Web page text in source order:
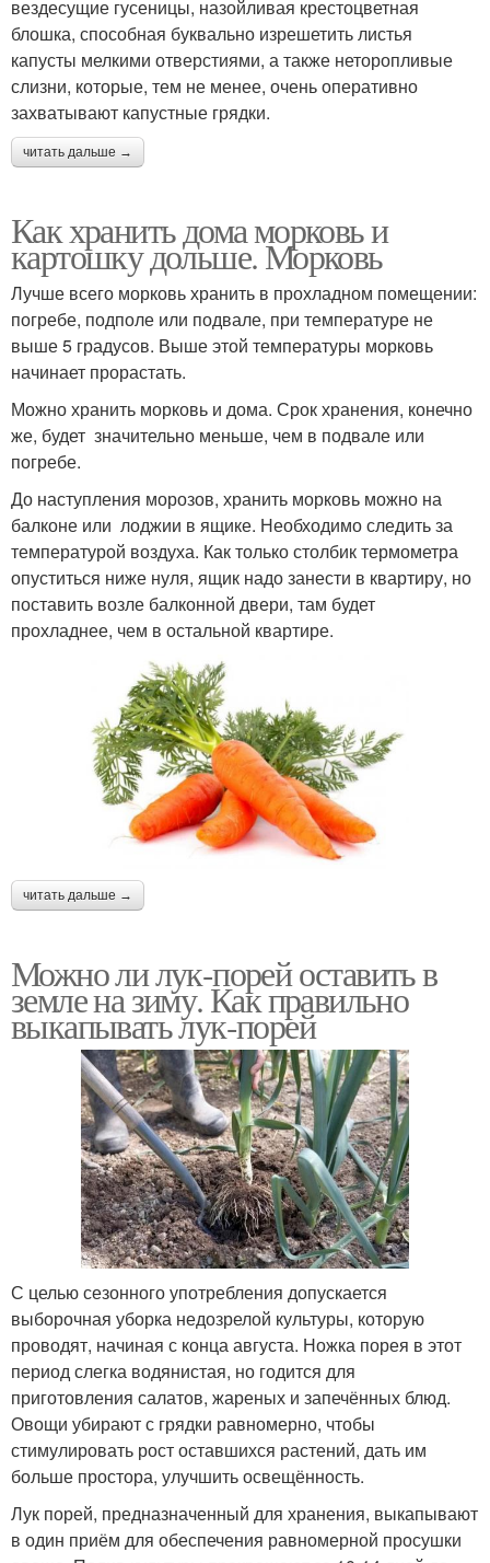
вездесущие гусеницы, назойливая крестоцветная
блошка, способная буквально изрешетить листья
капусты мелкими отверстиями, а также неторопливые
слизни, которые, тем не менее, очень оперативно
захватывают капустные грядки.
читать дальше →
Как хранить дома морковь и
картошку дольше. Морковь
Лучше всего морковь хранить в прохладном помещении:
погребе, подполе или подвале, при температуре не
выше 5 градусов. Выше этой температуры морковь
начинает прорастать.
Можно хранить морковь и дома. Срок хранения, конечно
же, будет значительно меньше, чем в подвале или
погребе.
До наступления морозов, хранить морковь можно на
балконе или лоджии в ящике. Необходимо следить за
температурой воздуха. Как только столбик термометра
опуститься ниже нуля, ящик надо занести в квартиру, но
поставить возле балконной двери, там будет
прохладнее, чем в остальной квартире.
читать дальше →
Можно ли лук-порей оставить в
земле на зиму. Как правильно
выкапывать лук-порей
С целью сезонного употребления допускается
выборочная уборка недозрелой культуры, которую
проводят, начиная с конца августа. Ножка порея в этот
период слегка водянистая, но годится для
приготовления салатов, жареных и запечённых блюд.
Овощи убирают с грядки равномерно, чтобы
стимулировать рост оставшихся растений, дать им
больше простора, улучшить освещённость.
Лук порей, предназначенный для хранения, выкапывают
в один приём для обеспечения равномерной просушки